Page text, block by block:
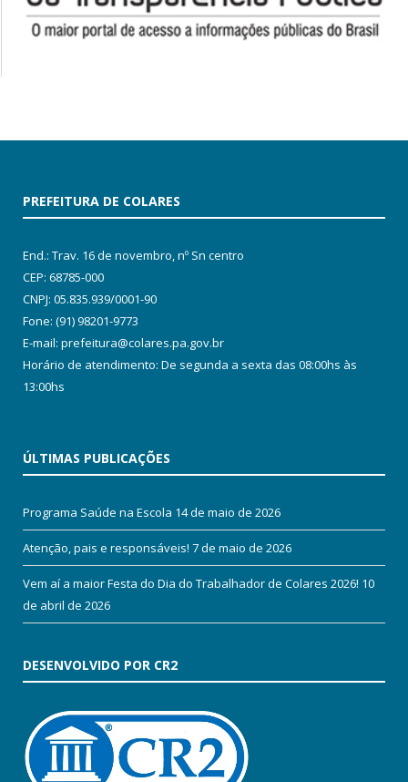
PREFEITURA DE COLARES
End.: Trav. 16 de novembro, nº Sn centro
CEP: 68785-000
CNPJ: 05.835.939/0001-90
Fone: (91) 98201-9773
E-mail: prefeitura@colares.pa.gov.br
Horário de atendimento: De segunda a sexta das 08:00hs às
13:00hs
ÚLTIMAS PUBLICAÇÕES
Programa Saúde na Escola 14 de maio de 2026
Atenção, pais e responsáveis! 7 de maio de 2026
Vem aí a maior Festa do Dia do Trabalhador de Colares 2026! 10
de abril de 2026
DESENVOLVIDO POR CR2